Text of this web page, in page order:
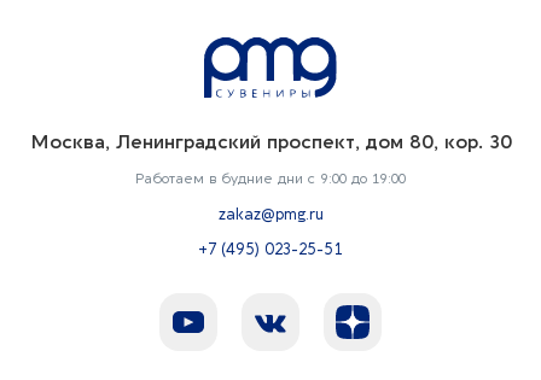
Москва, Ленинградский проспект, дом 80, кор. 30
Работаем в будние дни с 9:00 до 19:00
zakaz@pmg.ru
+7 (495) 023-25-51